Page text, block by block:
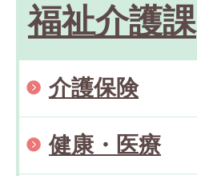
福祉介護課
介護保険
健康・医療